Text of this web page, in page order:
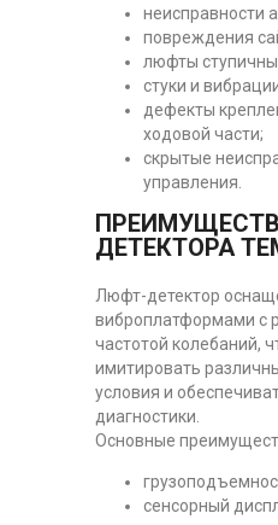
неисправности
повреждения
люфты
стуки и
дефекты
ходовой части;
скрытые
управления.
ДЕТЕКТОРА
Люфт-детектор
виброплатформами с
частотой колебаний,
имитировать
условия и
диагностики.
Основные
сенсорный